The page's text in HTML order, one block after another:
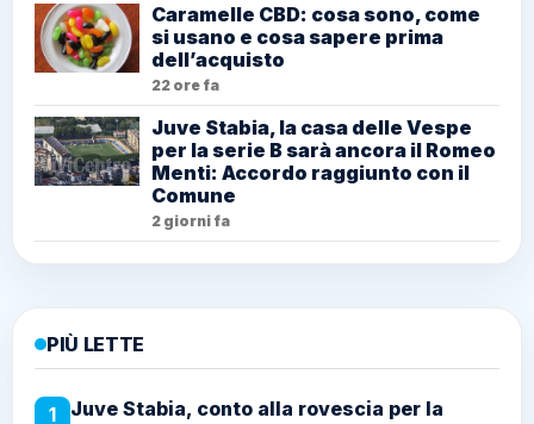
Caramelle CBD: cosa sono, come
si usano e cosa sapere prima
dell’acquisto
22 ore fa
Juve Stabia, la casa delle Vespe
per la serie B sarà ancora il Romeo
Menti: Accordo raggiunto con il
Comune
2 giorni fa
PIÙ LETTE
1
Juve Stabia, conto alla rovescia per la